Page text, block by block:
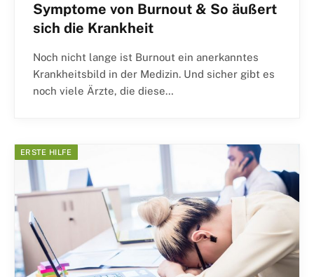
Symptome von Burnout & So äußert
sich die Krankheit
Noch nicht lange ist Burnout ein anerkanntes
Krankheitsbild in der Medizin. Und sicher gibt es
noch viele Ärzte, die diese…
ERSTE HILFE